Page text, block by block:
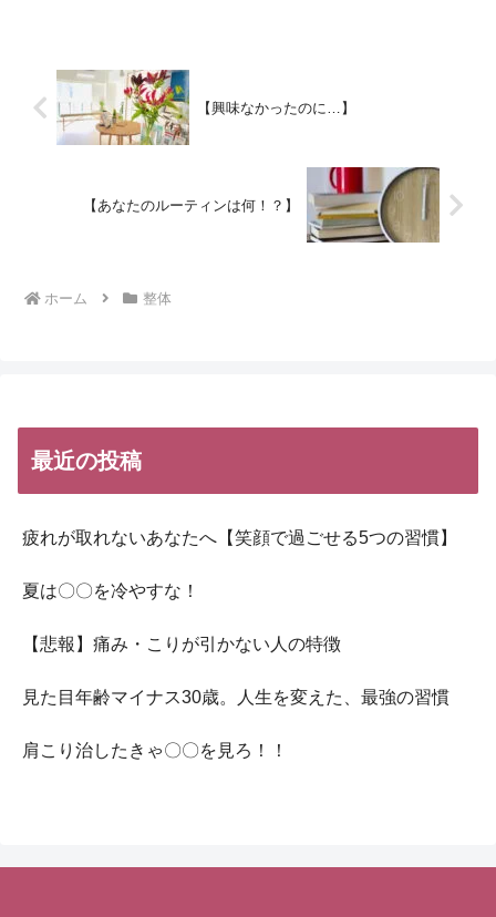
【興味なかったのに…】
【あなたのルーティンは何！？】
ホーム 整体
最近の投稿
疲れが取れないあなたへ【笑顔で過ごせる5つの習慣】
夏は〇〇を冷やすな！
【悲報】痛み・こりが引かない人の特徴
見た目年齢マイナス30歳。人生を変えた、最強の習慣
肩こり治したきゃ〇〇を見ろ！！